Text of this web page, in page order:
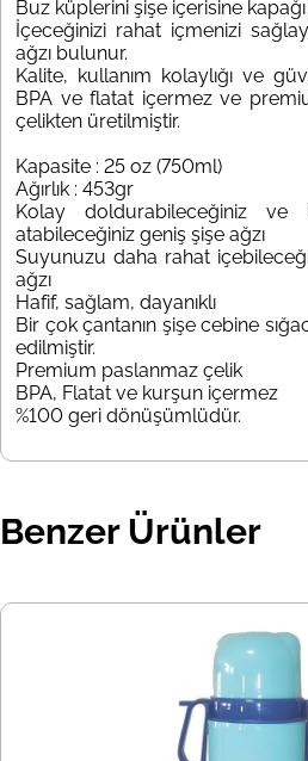
Buz küplerini şişe içerisine
İçeceğinizi rahat içmenizi
ağzı bulunur.
Kalite, kullanım kolaylığı ve
BPA ve flatat içermez ve
çelikten üretilmiştir.
Kapasite : 25 oz (750ml)
Ağırlık : 453gr
Kolay doldurabileceğiniz
atabileceğiniz geniş şişe ağzı
Suyunuzu daha rahat
ağzı
Hafif, sağlam, dayanıklı
Bir çok çantanın şişe cebine
edilmiştir.
Premium paslanmaz çelik
BPA, Flatat ve kurşun içermez
%100 geri dönüşümlüdür.
Benzer Ürünler